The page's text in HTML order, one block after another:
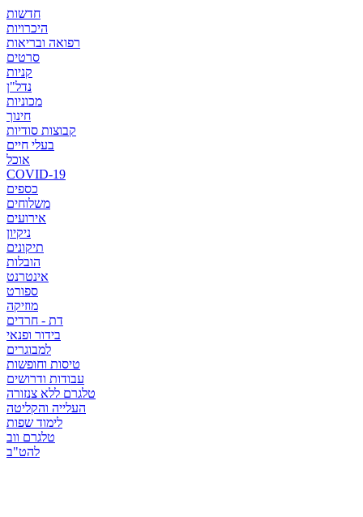
חדשות
היכרויות
רפואה ובריאות
סרטים
קניות
נדל"ן
מכוניות
חינוך
קבוצות סודיות
בעלי חיים
אוכל
COVID-19
כספים
משלוחים
אירועים
ניקיון
תיקונים
הובלות
אינטרנט
ספורט
מוזיקה
דת - חרדים
בידור ופנאי
למבוגרים
טיסות וחופשות
עבודות ודרושים
טלגרם ללא צנזורה
העלייה והקליטה
לימוד שפות
טלגרם ווב
להט"ב